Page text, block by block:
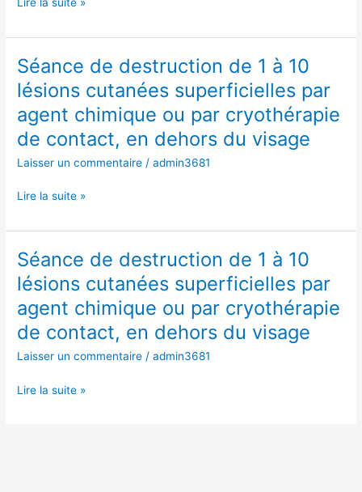
cutanées
agent
chimique
ou
par
cryothérapie
contact,
en
Séance de destruction de 1 à 10
lésions cutanées superficielles par
agent chimique ou par cryothérapie
de contact, en dehors du visage
Laisser un commentaire /admin3681
Séance
de
destruction
de
1
10
cutanées
agent
chimique
ou
par
cryothérapie
contact,
en
Lire la suite »
Séance de destruction de 1 à 10
lésions cutanées superficielles par
agent chimique ou par cryothérapie
de contact, en dehors du visage
Laisser un commentaire /admin3681
Séance
de
destruction
de
1
10
cutanées
Lire la suite »